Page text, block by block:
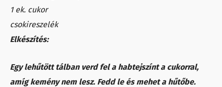
1 ek. cukor
csokireszelék
Elkészítés:
Egy lehűtött tálban verd fel a habtejszínt a cukorral,
amíg kemény nem lesz. Fedd le és mehet a hűtőbe.